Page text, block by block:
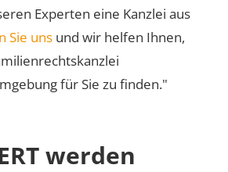
Experten eine Kanzlei aus
Sie uns und wir helfen Ihnen,
für Sie zu finden."
werden